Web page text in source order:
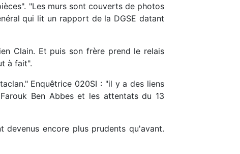
"Les murs sont couverts de photos
qui lit un rapport de la DGSE datant
Clain. Et puis son frère prend le relais
à fait".
Enquêtrice 020SI : "il y a des liens
Ben Abbes et les attentats du 13
encore plus prudents qu'avant.